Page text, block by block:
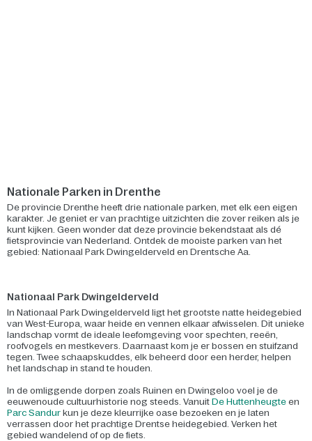
Nationale Parken in Drenthe
De provincie Drenthe heeft drie nationale parken, met elk een eigen
karakter. Je geniet er van prachtige uitzichten die zover reiken als je
kunt kijken. Geen wonder dat deze provincie bekendstaat als dé
fietsprovincie van Nederland. Ontdek de mooiste parken van het
gebied: Nationaal Park Dwingelderveld en Drentsche Aa.
Nationaal Park Dwingelderveld
In Nationaal Park Dwingelderveld ligt het grootste natte heidegebied
van West-Europa, waar heide en vennen elkaar afwisselen. Dit unieke
landschap vormt de ideale leefomgeving voor spechten, reeën,
roofvogels en mestkevers. Daarnaast kom je er bossen en stuifzand
tegen. Twee schaapskuddes, elk beheerd door een herder, helpen
het landschap in stand te houden.
In de omliggende dorpen zoals Ruinen en Dwingeloo voel je de
eeuwenoude cultuurhistorie nog steeds. Vanuit De Huttenheugte en
Parc Sandur kun je deze kleurrijke oase bezoeken en je laten
verrassen door het prachtige Drentse heidegebied. Verken het
gebied wandelend of op de fiets.